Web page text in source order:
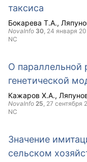
таксиса
Бокарева Т.А.
NovaInfo 30, 24 января
NC
О параллельной
генетической
Кажаров Х.А.
NovaInfo 25, 27 сентября
NC
Значение
сельском